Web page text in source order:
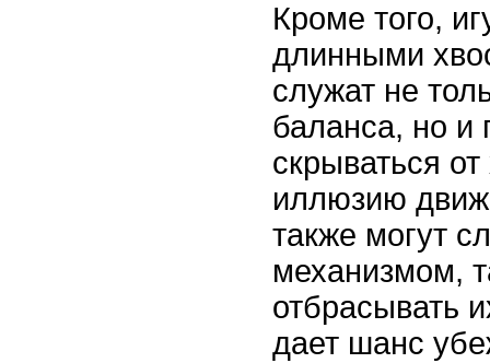
Кроме того,
длинными
служат не
баланса, но и
скрываться
иллюзию
также могут
механизмом,
отбрасывать
дает шанс